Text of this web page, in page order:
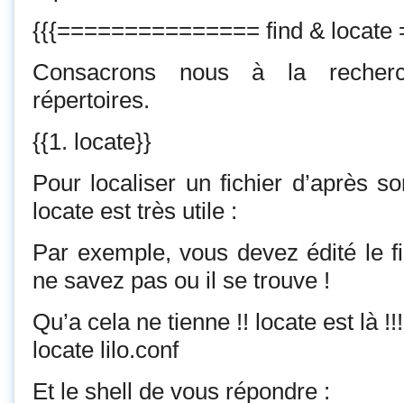
{{{=============== find & locate
Consacrons nous à la
répertoires.
{{1. locate}}
Pour localiser un fichier d’après
locate est très utile :
Par exemple, vous devez édité le
ne savez pas ou il se trouve !
Qu’a cela ne tienne !! locate est là !!!
locate lilo.conf
Et le shell de vous répondre :